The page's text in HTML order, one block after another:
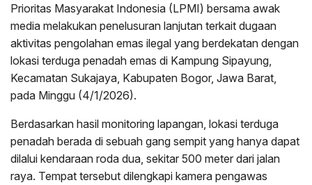
Prioritas Masyarakat Indonesia (LPMI) bersama awak
media melakukan penelusuran lanjutan terkait dugaan
aktivitas pengolahan emas ilegal yang berdekatan dengan
lokasi terduga penadah emas di Kampung Sipayung,
Kecamatan Sukajaya, Kabupaten Bogor, Jawa Barat,
pada Minggu (4/1/2026).
Berdasarkan hasil monitoring lapangan, lokasi terduga
penadah berada di sebuah gang sempit yang hanya dapat
dilalui kendaraan roda dua, sekitar 500 meter dari jalan
raya. Tempat tersebut dilengkapi kamera pengawas